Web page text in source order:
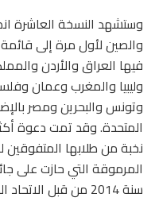
وستشهد النسخة العاشرة
والصين لأول مرة إلى
فيها العراق والأردن
وليبيا والمغرب وعمان
وتونس والبحرين ومصر
نخبة من طلابها المتفوقين
المرموقة التي حازت على
سنة 2014 من قبل الاتحاد الدولي للمهرجانات والفعاليات.